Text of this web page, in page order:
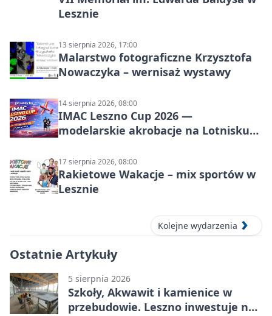
Lesznie
13 sierpnia 2026, 17:00
Malarstwo fotograficzne Krzysztofa
Nowaczyka – wernisaż wystawy
14 sierpnia 2026, 08:00
IMAC Leszno Cup 2026 —
modelarskie akrobacje na Lotnisku
17 sierpnia 2026, 08:00
Rakietowe Wakacje – mix sportów w
Lesznie
Kolejne wydarzenia
Ostatnie Artykuły
5 sierpnia 2026
Szkoły, Akwawit i kamienice w
przebudowie. Leszno inwestuje na